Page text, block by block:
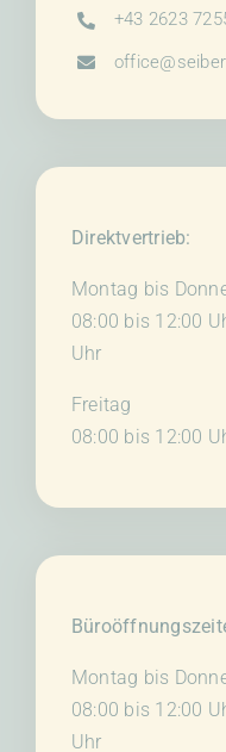
+43 2623
Direktvertrieb:
Montag bis
08:00 bis 12:00
Uhr
Freitag
08:00 bis 12:00
Montag bis
08:00 bis 12:00
Uhr